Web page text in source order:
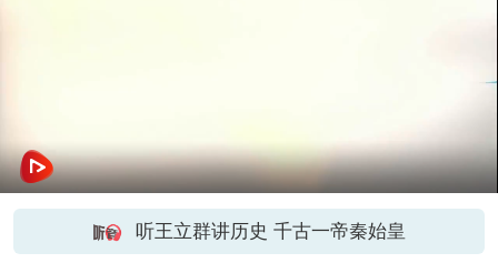
听王立群讲历史 千古一帝秦始皇